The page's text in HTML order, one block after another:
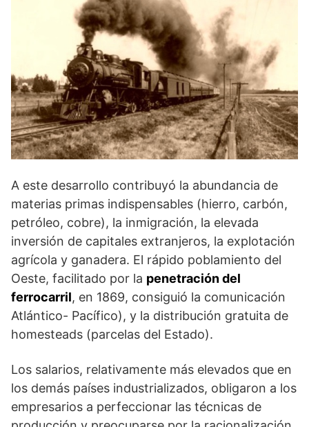
A este desarrollo contribuyó la abundancia de
materias primas indispensables (hierro, carbón,
petróleo, cobre), la inmigración, la elevada
inversión de capitales extranjeros, la explotación
agrícola y ganadera. El rápido poblamiento del
Oeste, facilitado por la penetración del
ferrocarril, en 1869, consiguió la comunicación
Atlántico- Pacífico), y la distribución gratuita de
homesteads (parcelas del Estado).
Los salarios, relativamente más elevados que en
los demás países industrializados, obligaron a los
empresarios a perfeccionar las técnicas de